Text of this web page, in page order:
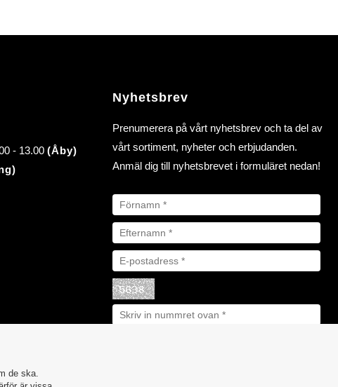
- 13.00 (Åby)
Nyhetsbrev
Prenumerera på vårt nyhetsbrev och ta del av
vårt sortiment, nyheter och erbjudanden.
Anmäl dig till nyhetsbrevet i formuläret nedan!
de ska.